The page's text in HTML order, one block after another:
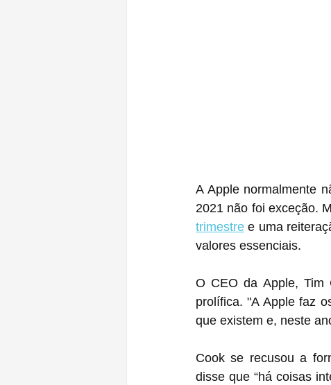
A Apple normalmente
2021 não foi exceção.
trimestre e uma
valores essenciais.
O CEO da Apple, Tim
prolífica. "A Apple faz
que existem e, neste
Cook se recusou a
disse que “há coisas